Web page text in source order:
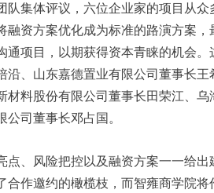
集体评议，六位企业家的项目从
资方案优化成为标准的路演方案
项目，以期获得资本青睐的机会。
沿、山东嘉德置业有限公司董事长
料股份有限公司董事长田荣江、
司董事长邓占国。
点、风险把控以及融资方案一一给
作邀约的橄榄枝，而智雍商学院